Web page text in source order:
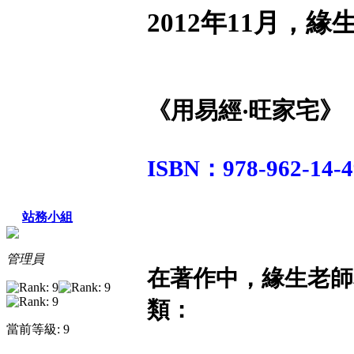
站務小組
管理員
當前等級: 9
2012年11月，緣
《用易經‧旺家宅》
ISBN：978-962-14-
在著作中，緣生老
類：